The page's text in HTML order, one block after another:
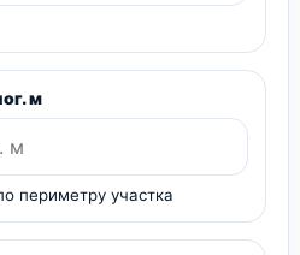
м
периметру участка